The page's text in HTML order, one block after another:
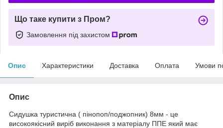
Що таке купити з Пром?
Замовлення під захистом
Опис Характеристики Доставка Оплата Умови
Опис
Сидушка туристична ( пінопоп/поджопник) 8мм - це
високоякісний виріб виконання з матеріалу ППЕ який має